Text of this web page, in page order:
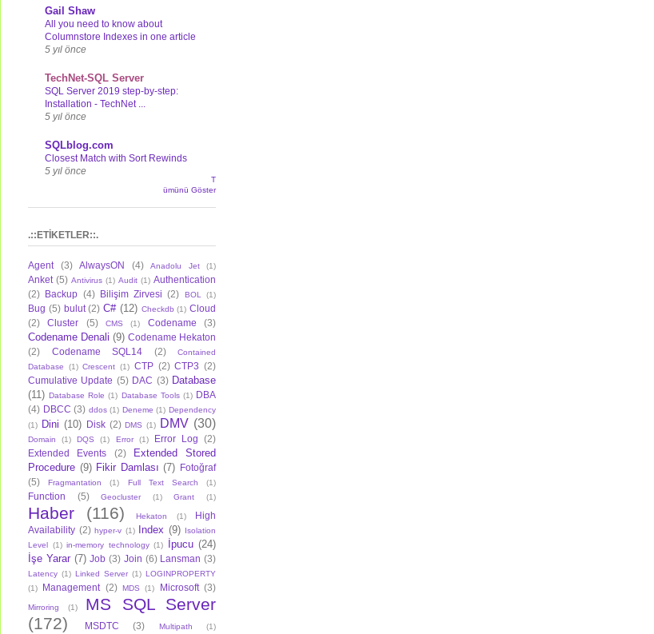
Gail Shaw
All you need to know about
Columnstore Indexes in one article
5 yıl önce
TechNet-SQL Server
SQL Server 2019 step-by-step:
Installation - TechNet ...
5 yıl önce
SQLblog.com
Closest Match with Sort Rewinds
5 yıl önce
T
ümünü Göster
.::ETİKETLER::.
Agent (3) AlwaysON (4) Anadolu Jet (1)
Anket (5) Antivirus (1) Audit (1) Authentication
(2)
Backup (4) Bilişim Zirvesi (2) BOL (1)
Bug (5) bulut (2) C# (12) Checkdb (1) Cloud
(2)
Cluster (5) CMS (1) Codename (3)
Codename Denali (9) Codename Hekaton
(2)
Codename SQL14 (2)
Contained
Database
(1) Crescent (1) CTP (2) CTP3 (2)
Cumulative Update (5) DAC (3) Database
(11) Database Role (1) Database Tools (1) DBA
(4) DBCC (3) ddos (1) Deneme (1) Dependency
(1)
Dini (10) Disk (2) DMS (1) DMV (30)
Domain (1) DQS (1) Error (1) Error Log
(2)
Extended Events
(2)
Extended Stored
Procedure (9) Fikir Damlası (7)
Fotoğraf
(5)
Fragmantation (1) Full Text Search (1)
Function (5) Geocluster (1) Grant (1)
Haber (116) Hekaton (1)
High
Availability (2) hyper-v (1) Index (9)
Isolation
Level
(1) in-memory technology (1) İpucu (24)
İşe Yarar (7) Job (3) Join (6) Lansman (3)
Latency (1) Linked Server (1) LOGINPROPERTY
(1)
Management (2) MDS (1) Microsoft (3)
Mirroring (1)
MS SQL Server
(172)
MSDTC (3) Multipath
(1)